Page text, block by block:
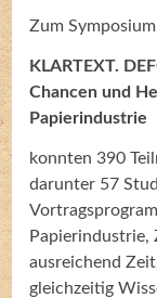
Zum
KLARTEXT.
Chancen und
Papierindustrie
konnten 390
darunter 57
Papierindustrie,
ausreichend
gleichzeitig